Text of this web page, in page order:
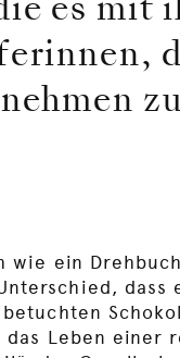
es mit
wie ein
Leben einer